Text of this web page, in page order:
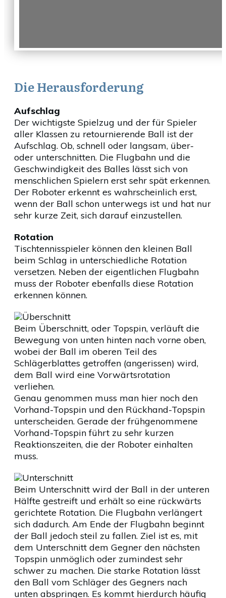
Die Herausforderung
Aufschlag
Der wichtigste Spielzug und der für Spieler
aller Klassen zu retournierende Ball ist der
Aufschlag. Ob, schnell oder langsam, über-
oder unterschnitten. Die Flugbahn und die
Geschwindigkeit des Balles lässt sich von
menschlichen Spielern erst sehr spät erkennen.
Der Roboter erkennt es wahrscheinlich erst,
wenn der Ball schon unterwegs ist und hat nur
sehr kurze Zeit, sich darauf einzustellen.
Rotation
Tischtennisspieler können den kleinen Ball
beim Schlag in unterschiedliche Rotation
versetzen. Neben der eigentlichen Flugbahn
muss der Roboter ebenfalls diese Rotation
erkennen können.
Überschnitt
Beim Überschnitt, oder Topspin, verläuft die
Bewegung von unten hinten nach vorne oben,
wobei der Ball im oberen Teil des
Schlägerblattes getroffen (angerissen) wird,
dem Ball wird eine Vorwärtsrotation
verliehen.
Genau genommen muss man hier noch den
Vorhand-Topspin und den Rückhand-Topspin
unterscheiden. Gerade der frühgenommene
Vorhand-Topspin führt zu sehr kurzen
Reaktionszeiten, die der Roboter einhalten
muss.
Unterschnitt
Beim Unterschnitt wird der Ball in der unteren
Hälfte gestreift und erhält so eine rückwärts
gerichtete Rotation. Die Flugbahn verlängert
sich dadurch. Am Ende der Flugbahn beginnt
der Ball jedoch steil zu fallen. Ziel ist es, mit
dem Unterschnitt dem Gegner den nächsten
Topspin unmöglich oder zumindest sehr
schwer zu machen. Die starke Rotation lässt
den Ball vom Schläger des Gegners nach
unten abspringen. Es kommt hierdurch häufig